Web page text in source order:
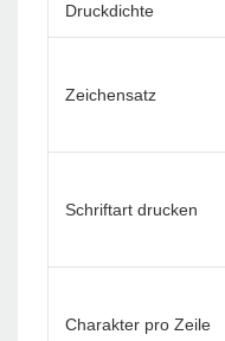
Druckdichte
Zeichensatz
Schriftart drucken
Charakter pro Zeile